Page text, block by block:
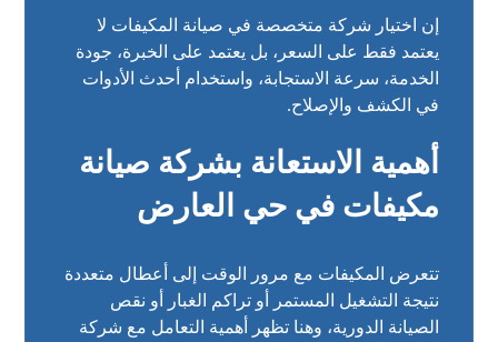
إن اختيار شركة متخصصة في صيانة المكيفات لا
يعتمد فقط على السعر، بل يعتمد على الخبرة، جودة
الخدمة، سرعة الاستجابة، واستخدام أحدث الأدوات
في الكشف والإصلاح.
أهمية الاستعانة بشركة صيانة
مكيفات في حي العارض
تتعرض المكيفات مع مرور الوقت إلى أعطال متعددة
نتيجة التشغيل المستمر أو تراكم الغبار أو نقص
الصيانة الدورية، وهنا تظهر أهمية التعامل مع شركة